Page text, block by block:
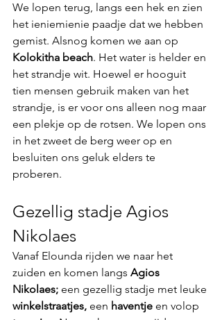
We lopen terug, langs een hek en zien
het ieniemienie paadje dat we hebben
gemist. Alsnog komen we aan op
Kolokitha beach. Het water is helder en
het strandje wit. Hoewel er hooguit
tien mensen gebruik maken van het
strandje, is er voor ons alleen nog maar
een plekje op de rotsen. We lopen ons
in het zweet de berg weer op en
besluiten ons geluk elders te
proberen.
Gezellig stadje Agios
Nikolaes
Vanaf Elounda rijden we naar het
zuiden en komen langs Agios
Nikolaes; een gezellig stadje met leuke
winkelstraatjes, een haventje en volop